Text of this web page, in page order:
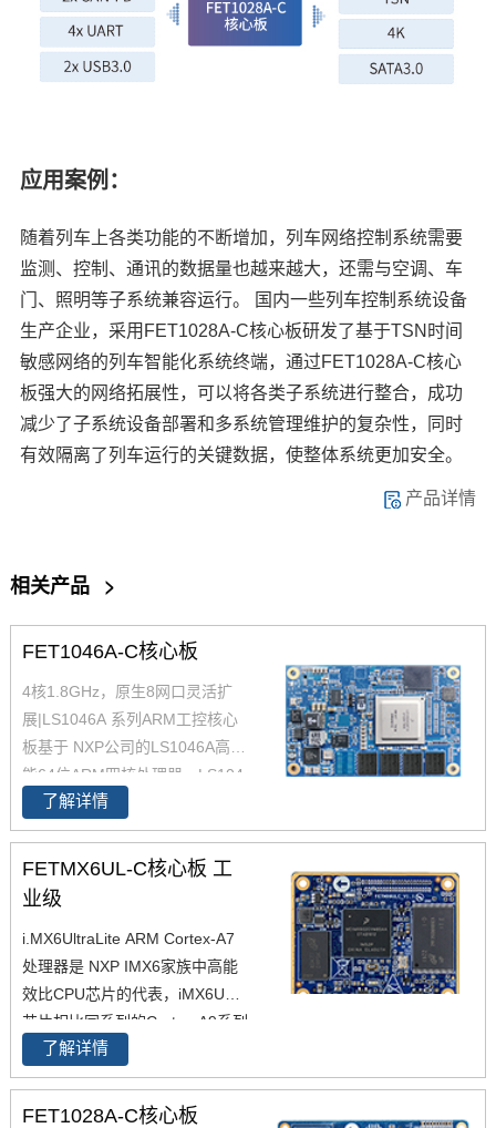
应用案例：
随着列车上各类功能的不断增加，列车网络控制系统需要
监测、控制、通讯的数据量也越来越大，还需与空调、车
门、照明等子系统兼容运行。 国内一些列车控制系统设备
生产企业，采用FET1028A-C核心板研发了基于TSN时间
敏感网络的列车智能化系统终端，通过FET1028A-C核心
板强大的网络拓展性，可以将各类子系统进行整合，成功
减少了子系统设备部署和多系统管理维护的复杂性，同时
有效隔离了列车运行的关键数据，使整体系统更加安全。
产品详情
相关产品 >
FET1046A-C核心板
4核1.8GHz，原生8网口灵活扩
展|LS1046A 系列ARM工控核心
板基于 NXP公司的LS1046A高性
能64位ARM四核处理器。LS104
6A处理器将四个64位ARM Corte
x-A72内核与数据包处理加速和
高速外设相集成，CoreMark跑分
高达45000，LS1046A强大的网
络处理能力和丰富的高速接口,适
用于工业路由、边缘计算网关、I
P-PBX等产品，以及边缘计算、
能源物联网、智慧城市、工业自
动化、视频监控等应用领域。
了解详情
FETMX6UL-C核心板 工
业级
i.MX6UltraLite ARM Cortex-A7
处理器是 NXP IMX6家族中高能
效比CPU芯片的代表，iMX6UL
芯片相比同系列的Cortex-A9系列
产品,在同等性能下iMX6ul功耗更
低。下面介绍一下飞凌i.MX6UL
工业级核心板的基本参数，飞凌
了解详情
FET1028A-C核心板